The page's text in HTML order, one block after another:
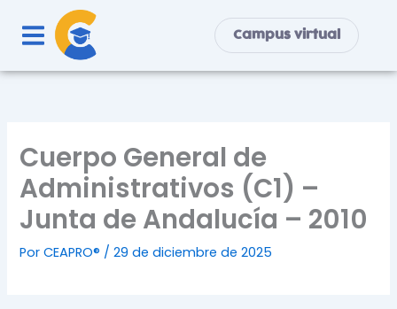
contenido
Campus virtual
Cuerpo General de
Administrativos (C1) –
Junta de Andalucía – 2010
PorCEAPRO® /29 de diciembre de 2025